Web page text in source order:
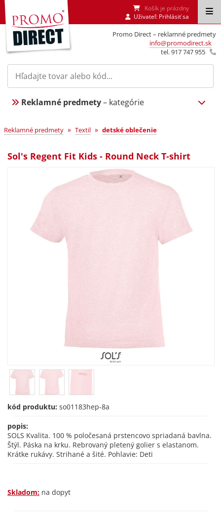
Promo Direct – reklamné predmety
info@promodirect.sk
tel. 917 747 955
Košík je prázdny
Uživateľ: Prihlásiť sa
Reklamné predmety– kategórie
Reklamné predmety » Textil » detské oblečenie
Sol's Regent Fit Kids - Round Neck T-shirt
kód produktu: so01183hep-8a
popis:
SOLS Kvalita. 100 % poločesaná prstencovo spriadaná bavlna.
Štýl. Páska na krku. Rebrovaný pletený golier s elastanom.
Krátke rukávy. Strihané a šité. Pohlavie: Deti
Skladom: na dopyt